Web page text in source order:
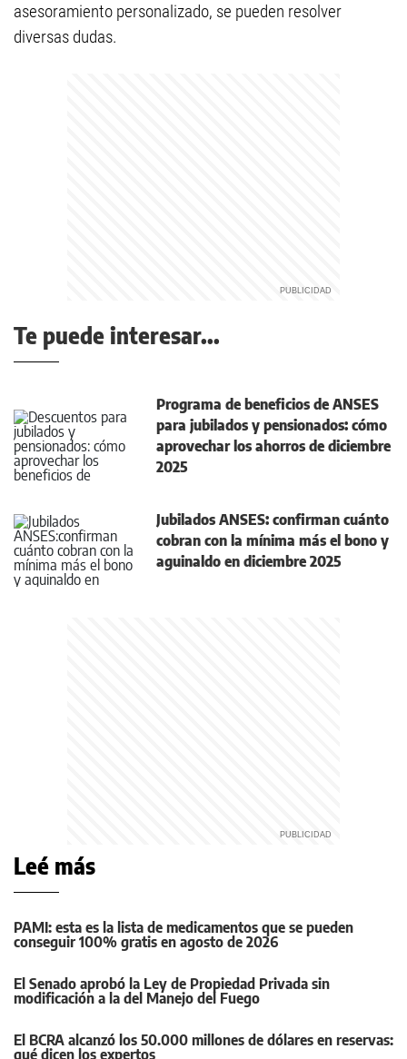
asesoramiento personalizado, se pueden resolver
diversas dudas.
Te puede interesar...
Programa de beneficios de ANSES
para jubilados y pensionados: cómo
aprovechar los ahorros de diciembre
2025
Jubilados ANSES: confirman cuánto
cobran con la mínima más el bono y
aguinaldo en diciembre 2025
Leé más
PAMI: esta es la lista de medicamentos que se pueden
conseguir 100% gratis en agosto de 2026
El Senado aprobó la Ley de Propiedad Privada sin
modificación a la del Manejo del Fuego
El BCRA alcanzó los 50.000 millones de dólares en reservas:
qué dicen los expertos